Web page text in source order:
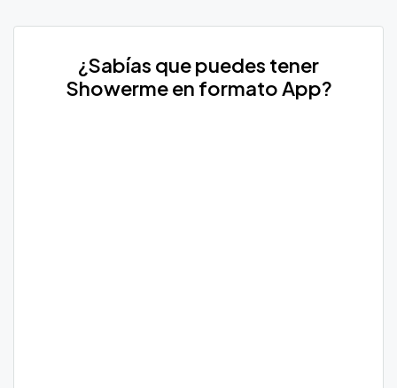
¿Sabías que puedes tener
Showerme en formato App?